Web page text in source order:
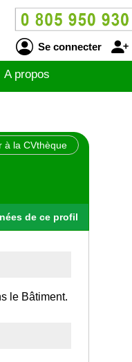
Se connecter
A propos
à la CVthèque
de ce profil
le Bâtiment.